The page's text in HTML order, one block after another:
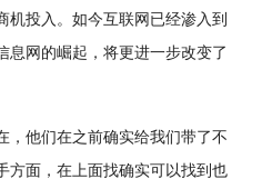
机投入。如今互联网已经渗入到
息网的崛起，将更进一步改变了
，他们在之前确实给我们带了不
方面，在上面找确实可以找到也